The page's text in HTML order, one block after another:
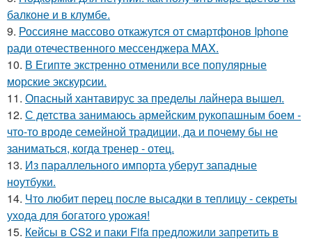
балконе и в клумбе.
9. Россияне массово откажутся от смартфонов Iphone
ради отечественного мессенджера MAX.
10. В Египте экстренно отменили все популярные
морские экскурсии.
11. Опасный хантавирус за пределы лайнера вышел.
12. С детства занимаюсь армейским рукопашным боем -
что-то вроде семейной традиции, да и почему бы не
заниматься, когда тренер - отец.
13. Из параллельного импорта уберут западные
ноутбуки.
14. Что любит перец после высадки в теплицу - секреты
ухода для богатого урожая!
15. Кейсы в CS2 и паки Fifa предложили запретить в